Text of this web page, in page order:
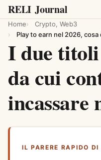
RELI Journal
Home
Crypto, Web3
Play to earn nel 2026,
I due
da cui
incassare
IL PARERE RAPIDO DI